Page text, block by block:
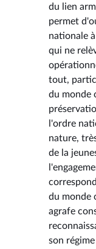
du lien
permet
nationale
qui ne
tout,
du monde
l'ordre
nature,
de la
du monde
agrafe
son